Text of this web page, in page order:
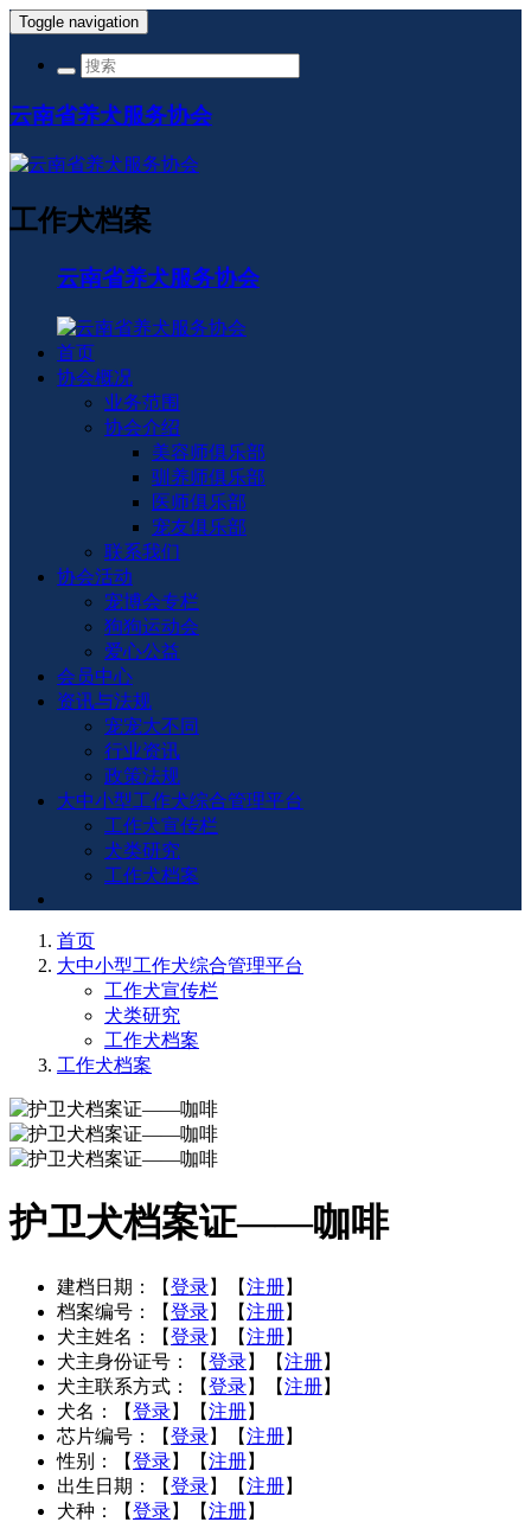
Toggle navigation
云南省养犬服务协会
工作犬档案
云南省养犬服务协会
首页
协会概况
业务范围
协会介绍
美容师俱乐部
驯养师俱乐部
医师俱乐部
宠友俱乐部
联系我们
协会活动
宠博会专栏
狗狗运动会
爱心公益
会员中心
资讯与法规
宠宠大不同
行业资讯
政策法规
大中小型工作犬综合管理平台
工作犬宣传栏
犬类研究
工作犬档案
首页
大中小型工作犬综合管理平台
工作犬宣传栏
犬类研究
工作犬档案
工作犬档案
护卫犬档案证——咖啡
建档日期： 【登录】【注册】
档案编号：
【登录】【注册】
犬主姓名：
【登录】【注册】
犬主身份证号：
【登录】【注册】
犬主联系方式：
【登录】【注册】
犬名：
【登录】【注册】
芯片编号：
【登录】【注册】
性别：
【登录】【注册】
出生日期：
【登录】【注册】
犬种：
【登录】【注册】